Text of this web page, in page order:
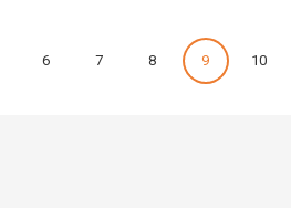
6 7 8 9 10